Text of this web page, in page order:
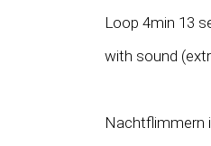
Loop 4min 13
with sound
Nachtflimmern